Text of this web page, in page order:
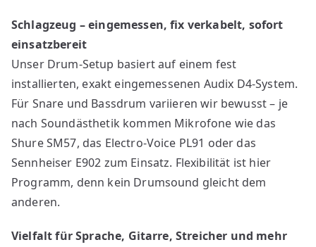
Schlagzeug – eingemessen, fix verkabelt, sofort
einsatzbereit
Unser Drum-Setup basiert auf einem fest
installierten, exakt eingemessenen Audix D4-System.
Für Snare und Bassdrum variieren wir bewusst – je
nach Soundästhetik kommen Mikrofone wie das
Shure SM57, das Electro-Voice PL91 oder das
Sennheiser E902 zum Einsatz. Flexibilität ist hier
Programm, denn kein Drumsound gleicht dem
anderen.
Vielfalt für Sprache, Gitarre, Streicher und mehr